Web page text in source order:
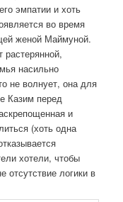
эмпатии и хоть
во время
женой Маймуной.
растерянной,
насильно
не волнует, она для
Казим перед
и
(хоть одна
хотели, чтобы
отсутствие логики в